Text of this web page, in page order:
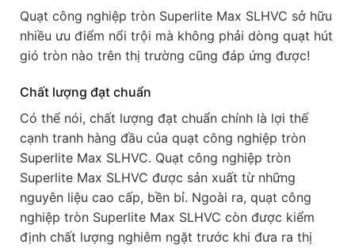
Quạt công nghiệp tròn Superlite Max SLHVC sở hữu
nhiều ưu điểm nổi trội mà không phải dòng quạt hút
gió tròn nào trên thị trường cũng đáp ứng được!
Chất lượng đạt chuẩn
Có thể nói, chất lượng đạt chuẩn chính là lợi thế
cạnh tranh hàng đầu của quạt công nghiệp tròn
Superlite Max SLHVC. Quạt công nghiệp tròn
Superlite Max SLHVC được sản xuất từ những
nguyên liệu cao cấp, bền bỉ. Ngoài ra, quạt công
nghiệp tròn Superlite Max SLHVC còn được kiểm
định chất lượng nghiêm ngặt trước khi đưa ra thị